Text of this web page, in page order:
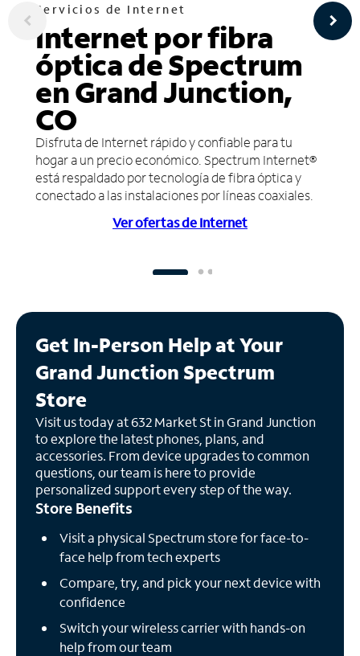
Servicios de Internet
Internet por fibra
óptica de Spectrum
en Grand Junction,
CO
Disfruta de Internet rápido y confiable para tu
hogar a un precio económico. Spectrum Internet®
está respaldado por tecnología de fibra óptica y
conectado a las instalaciones por líneas coaxiales.
Ver ofertas de Internet
Get In-Person Help at Your
Grand Junction Spectrum
Store
Visit us today at 632 Market St in Grand Junction
to explore the latest phones, plans, and
accessories. From device upgrades to common
questions, our team is here to provide
personalized support every step of the way.
Store Benefits
Visit a physical Spectrum store for face-to-
face help from tech experts
Compare, try, and pick your next device with
confidence
Switch your wireless carrier with hands-on
help from our team